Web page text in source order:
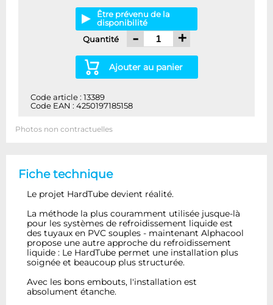
Être prévenu de la
disponibilité
Quantité
- +
Ajouter au panier
Code article : 13389
Code EAN : 4250197185158
Photos non contractuelles
Fiche technique
Le projet HardTube devient réalité.
La méthode la plus couramment utilisée jusque-là
pour les systèmes de refroidissement liquide est
des tuyaux en PVC souples - maintenant Alphacool
propose une autre approche du refroidissement
liquide : Le HardTube permet une installation plus
soignée et beaucoup plus structurée.
Avec les bons embouts, l'installation est
absolument étanche.